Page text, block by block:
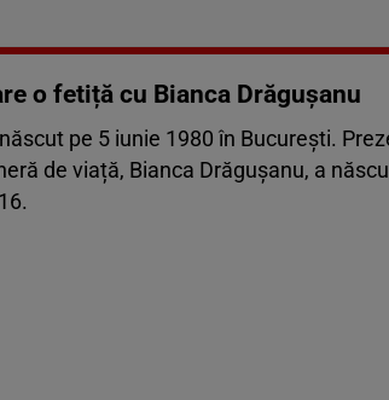
o fetiță cu Bianca Drăgușanu
pe 5 iunie 1980 în București.
de viață, Bianca Drăgușanu, a